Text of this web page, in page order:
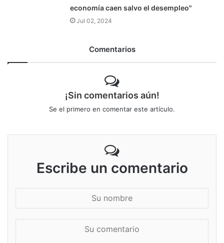
economía caen salvo el desempleo"
Jul 02, 2024
Comentarios
¡Sin comentarios aún!
Se el primero en comentar este artículo.
Escribe un comentario